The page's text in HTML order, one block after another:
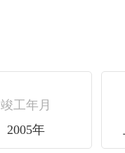
竣工年月
2005年